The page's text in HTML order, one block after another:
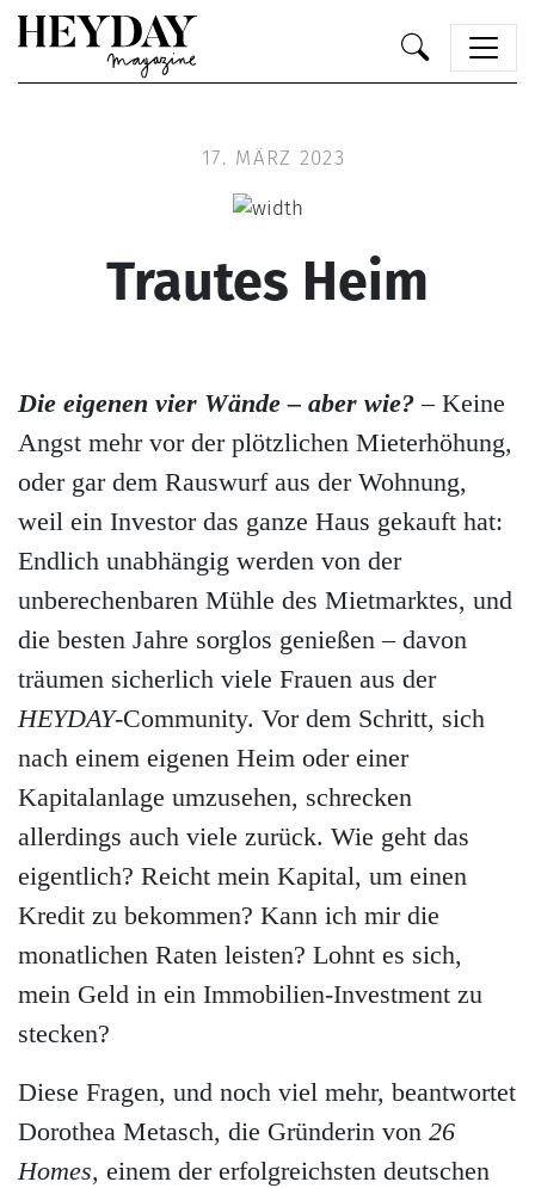
17. MÄRZ 2023
Trautes Heim
Die eigenen vier Wände – aber wie?–Keine
Angst mehr vor der plötzlichen Mieterhöhung,
oder gar dem Rauswurf aus der Wohnung,
weil ein Investor das ganze Haus gekauft hat:
Endlich unabhängig werden von der
unberechenbaren Mühle des Mietmarktes, und
die besten Jahre sorglos genießen – davon
träumen sicherlich viele Frauen aus der
HEYDAY-Community. Vor dem Schritt, sich
nach einem eigenen Heim oder einer
Kapitalanlage umzusehen, schrecken
allerdings auch viele zurück. Wie geht das
eigentlich? Reicht mein Kapital, um einen
Kredit zu bekommen? Kann ich mir die
monatlichen Raten leisten? Lohnt es sich,
mein Geld in ein Immobilien-Investment zu
stecken?
Diese Fragen, und noch viel mehr, beantwortet
Dorothea Metasch, die Gründerin von 26
Homes, einem der erfolgreichsten deutschen